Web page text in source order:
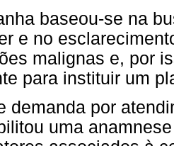
baseou-se na
e no
malignas e, por
para instituir um
demanda por
uma